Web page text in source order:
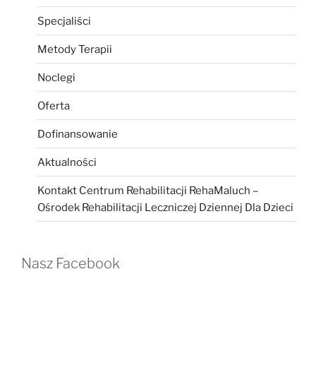
Specjaliści
Metody Terapii
Noclegi
Oferta
Dofinansowanie
Aktualności
Kontakt Centrum Rehabilitacji RehaMaluch –
Ośrodek Rehabilitacji Leczniczej Dziennej Dla Dzieci
Nasz Facebook